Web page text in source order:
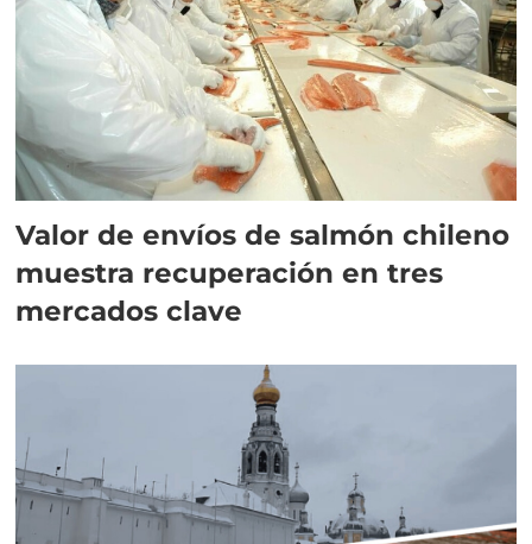
Valor de envíos de salmón chileno
muestra recuperación en tres
mercados clave